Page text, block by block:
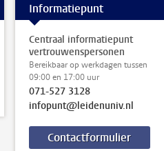
Informatiepunt
Centraal informatiepunt
vertrouwenspersonen
Bereikbaar op werkdagen tussen
09:00 en 17:00 uur
071-527 3128
infopunt@leidenuniv.nl
Contactformulier